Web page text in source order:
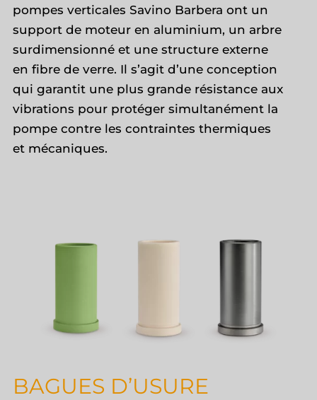
pompes verticales Savino Barbera ont un
support de moteur en aluminium, un arbre
surdimensionné et une structure externe
en fibre de verre. Il s’agit d’une conception
qui garantit une plus grande résistance aux
vibrations pour protéger simultanément la
pompe contre les contraintes thermiques
et mécaniques.
BAGUES D’USURE